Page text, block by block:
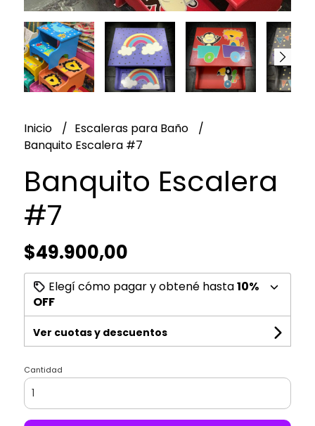
Inicio
Escaleras para Baño
Banquito Escalera #7
Banquito Escalera
#7
$49.900,00
Elegí cómo pagar y obtené hasta10%
OFF
Ver cuotas y descuentos
Cantidad